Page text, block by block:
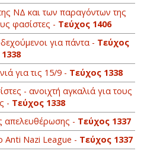
ΝΔ και των παραγόντων της
φασίστες - Τεύχος 1406
για πάντα - Τεύχος
1338
για τις 15/9 - Τεύχος 1338
- ανοιχτή αγκαλιά για τους
- Τεύχος 1338
απελευθέρωσης - Τεύχος 1337
Anti Nazi League - Τεύχος 1337